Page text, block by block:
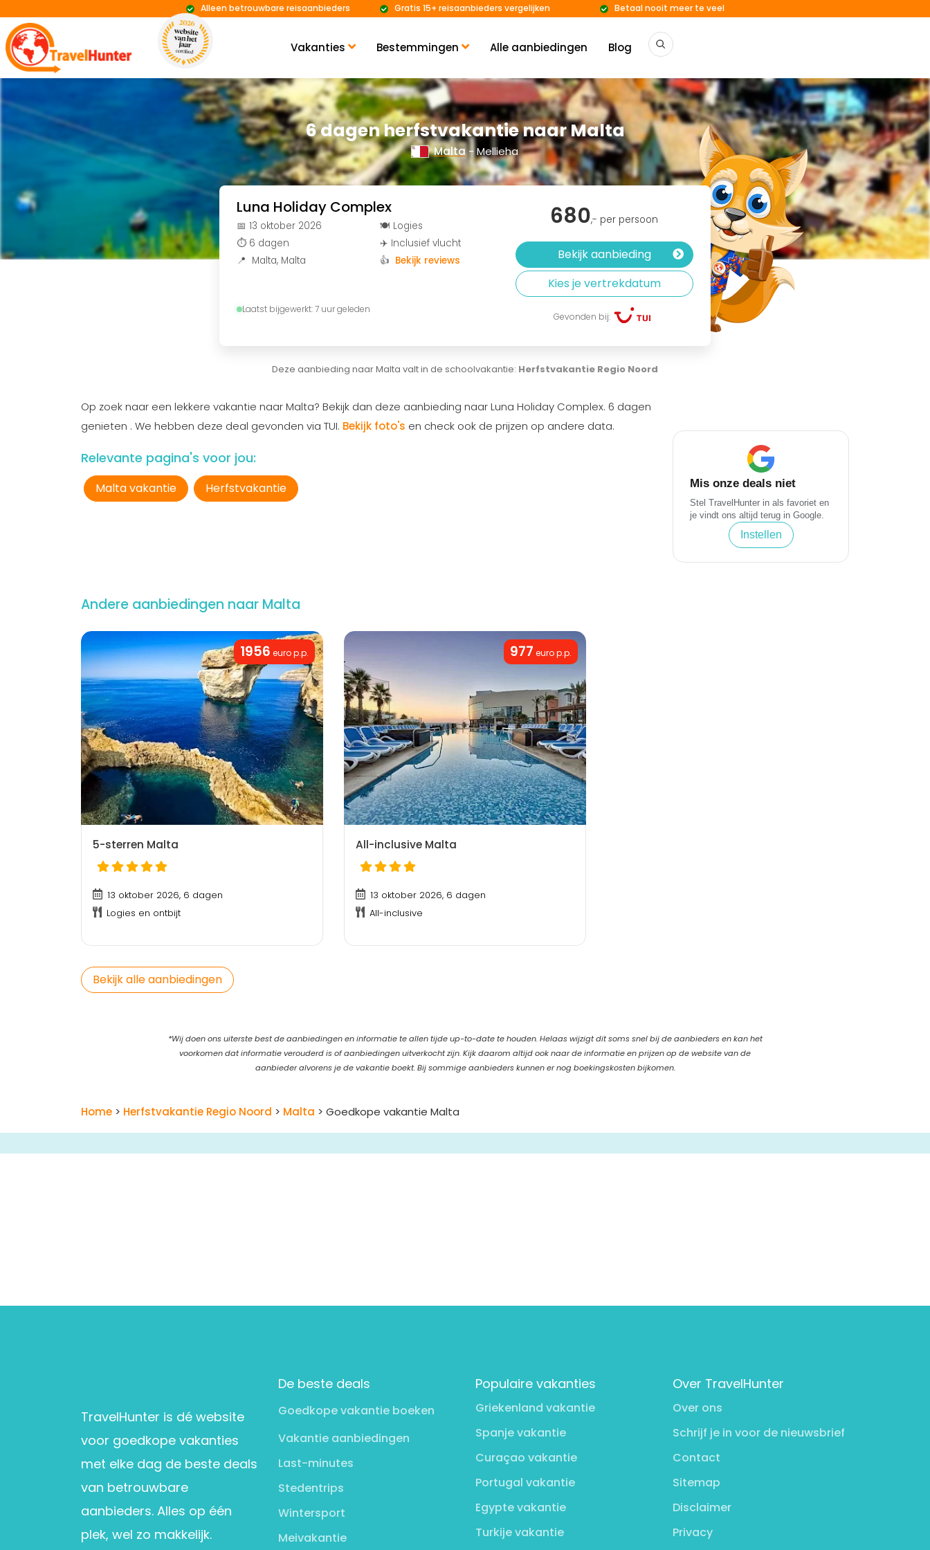
Vakanties Bestemmingen Alle aanbiedingen Blog
Alleen betrouwbare reisaanbieders Gratis 15+ reisaanbieders vergelijken Betaal nooit meer te veel
6 dagen herfstvakantie naar Malta
Malta- Mellieha
680,- per persoon
Bekijk aanbieding
Kies je vertrekdatum
Gevonden bij:
Luna Holiday Complex
📅 13 oktober 2026
⏱️ 6 dagen
📍 Malta, Malta
🍽️ Logies
✈️ Inclusief vlucht
👍 Bekijk reviews
Laatst bijgewerkt: 7 uur geleden
Deze aanbieding naar Malta valt in de schoolvakantie: Herfstvakantie Regio Noord
Op zoek naar een lekkere vakantie naar Malta? Bekijk dan deze aanbieding naar Luna Holiday Complex. 6 dagen
genieten . We hebben deze deal gevonden via TUI. Bekijk foto's en check ook de prijzen op andere data.
Relevante pagina's voor jou:
Malta vakantie Herfstvakantie Mis onze deals niet
Stel TravelHunter in als favoriet en
je vindt ons altijd terug in Google.
Instellen
Andere aanbiedingen naar Malta
1956 euro p.p.
5-sterren Malta
13 oktober 2026, 6 dagen
Logies en ontbijt
977 euro p.p.
All-inclusive Malta
13 oktober 2026, 6 dagen
All-inclusive
Bekijk alle aanbiedingen
*Wij doen ons uiterste best de aanbiedingen en informatie te allen tijde up-to-date te houden. Helaas wijzigt dit soms snel bij de aanbieders en kan het
voorkomen dat informatie verouderd is of aanbiedingen uitverkocht zijn. Kijk daarom altijd ook naar de informatie en prijzen op de website van de
aanbieder alvorens je de vakantie boekt. Bij sommige aanbieders kunnen er nog boekingskosten bijkomen.
Home > Herfstvakantie Regio Noord > Malta > Goedkope vakantie Malta
TravelHunter is dé website
voor goedkope vakanties
met elke dag de beste deals
van betrouwbare
aanbieders. Alles op één
plek, wel zo makkelijk.
De beste deals
Goedkope vakantie boeken
Vakantie aanbiedingen
Last-minutes
Stedentrips
Wintersport
Meivakantie
Populaire vakanties
Griekenland vakantie
Spanje vakantie
Curaçao vakantie
Portugal vakantie
Egypte vakantie
Turkije vakantie
Over TravelHunter
Over ons
Schrijf je in voor de nieuwsbrief
Contact
Sitemap
Disclaimer
Privacy